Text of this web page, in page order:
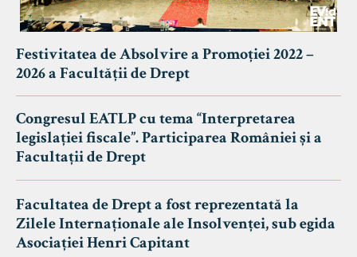
Festivitatea de Absolvire a Promoției 2022 –
2026 a Facultății de Drept
Congresul EATLP cu tema “Interpretarea
legislației fiscale”. Participarea României și a
Facultații de Drept
Facultatea de Drept a fost reprezentată la
Zilele Internaționale ale Insolvenței, sub egida
Asociației Henri Capitant